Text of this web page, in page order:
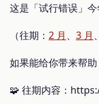
这是「试行错误」今
（往期： 2 月 、 3 月 、
如果能给你带来帮助
🧩 往期内容：